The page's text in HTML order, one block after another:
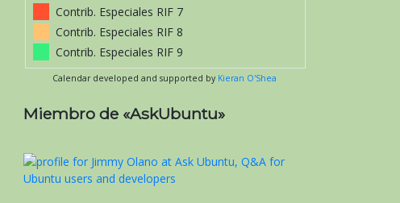
Contrib. Especiales RIF 7
Contrib. Especiales RIF 8
Contrib. Especiales RIF 9
Calendar developed and supported by Kieran O'Shea
Miembro de «AskUbuntu»